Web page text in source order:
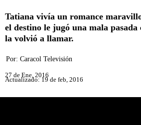
Tatiana vivía un romance
el destino le jugó una mala pasada
la volvió a llamar.
Por: Caracol Televisión
27 de Ene, 2016
Actualizado: 19 de feb, 2016